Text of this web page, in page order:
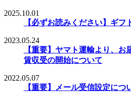
2025.10.01
【必ずお読みください】ギフ
2023.05.24
【重要】ヤマト運輸より、お
賃収受の開始について
2022.05.07
【重要】メール受信設定につ